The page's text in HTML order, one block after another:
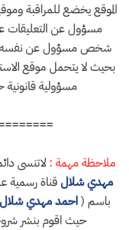
الموقع يخضع للمراقبة
مسؤول عن التعليقات
شخص مسؤول عن نفسه
بحيث لا يتحمل موقع
مسؤولية
ملاحظة مهمة : لاتنسى
مهدي شلال قناة رسمية
باسم (احمد مهدي شلال
حيث اقوم بنشر